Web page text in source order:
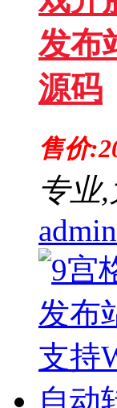
发布
源码
售价
专业
admin